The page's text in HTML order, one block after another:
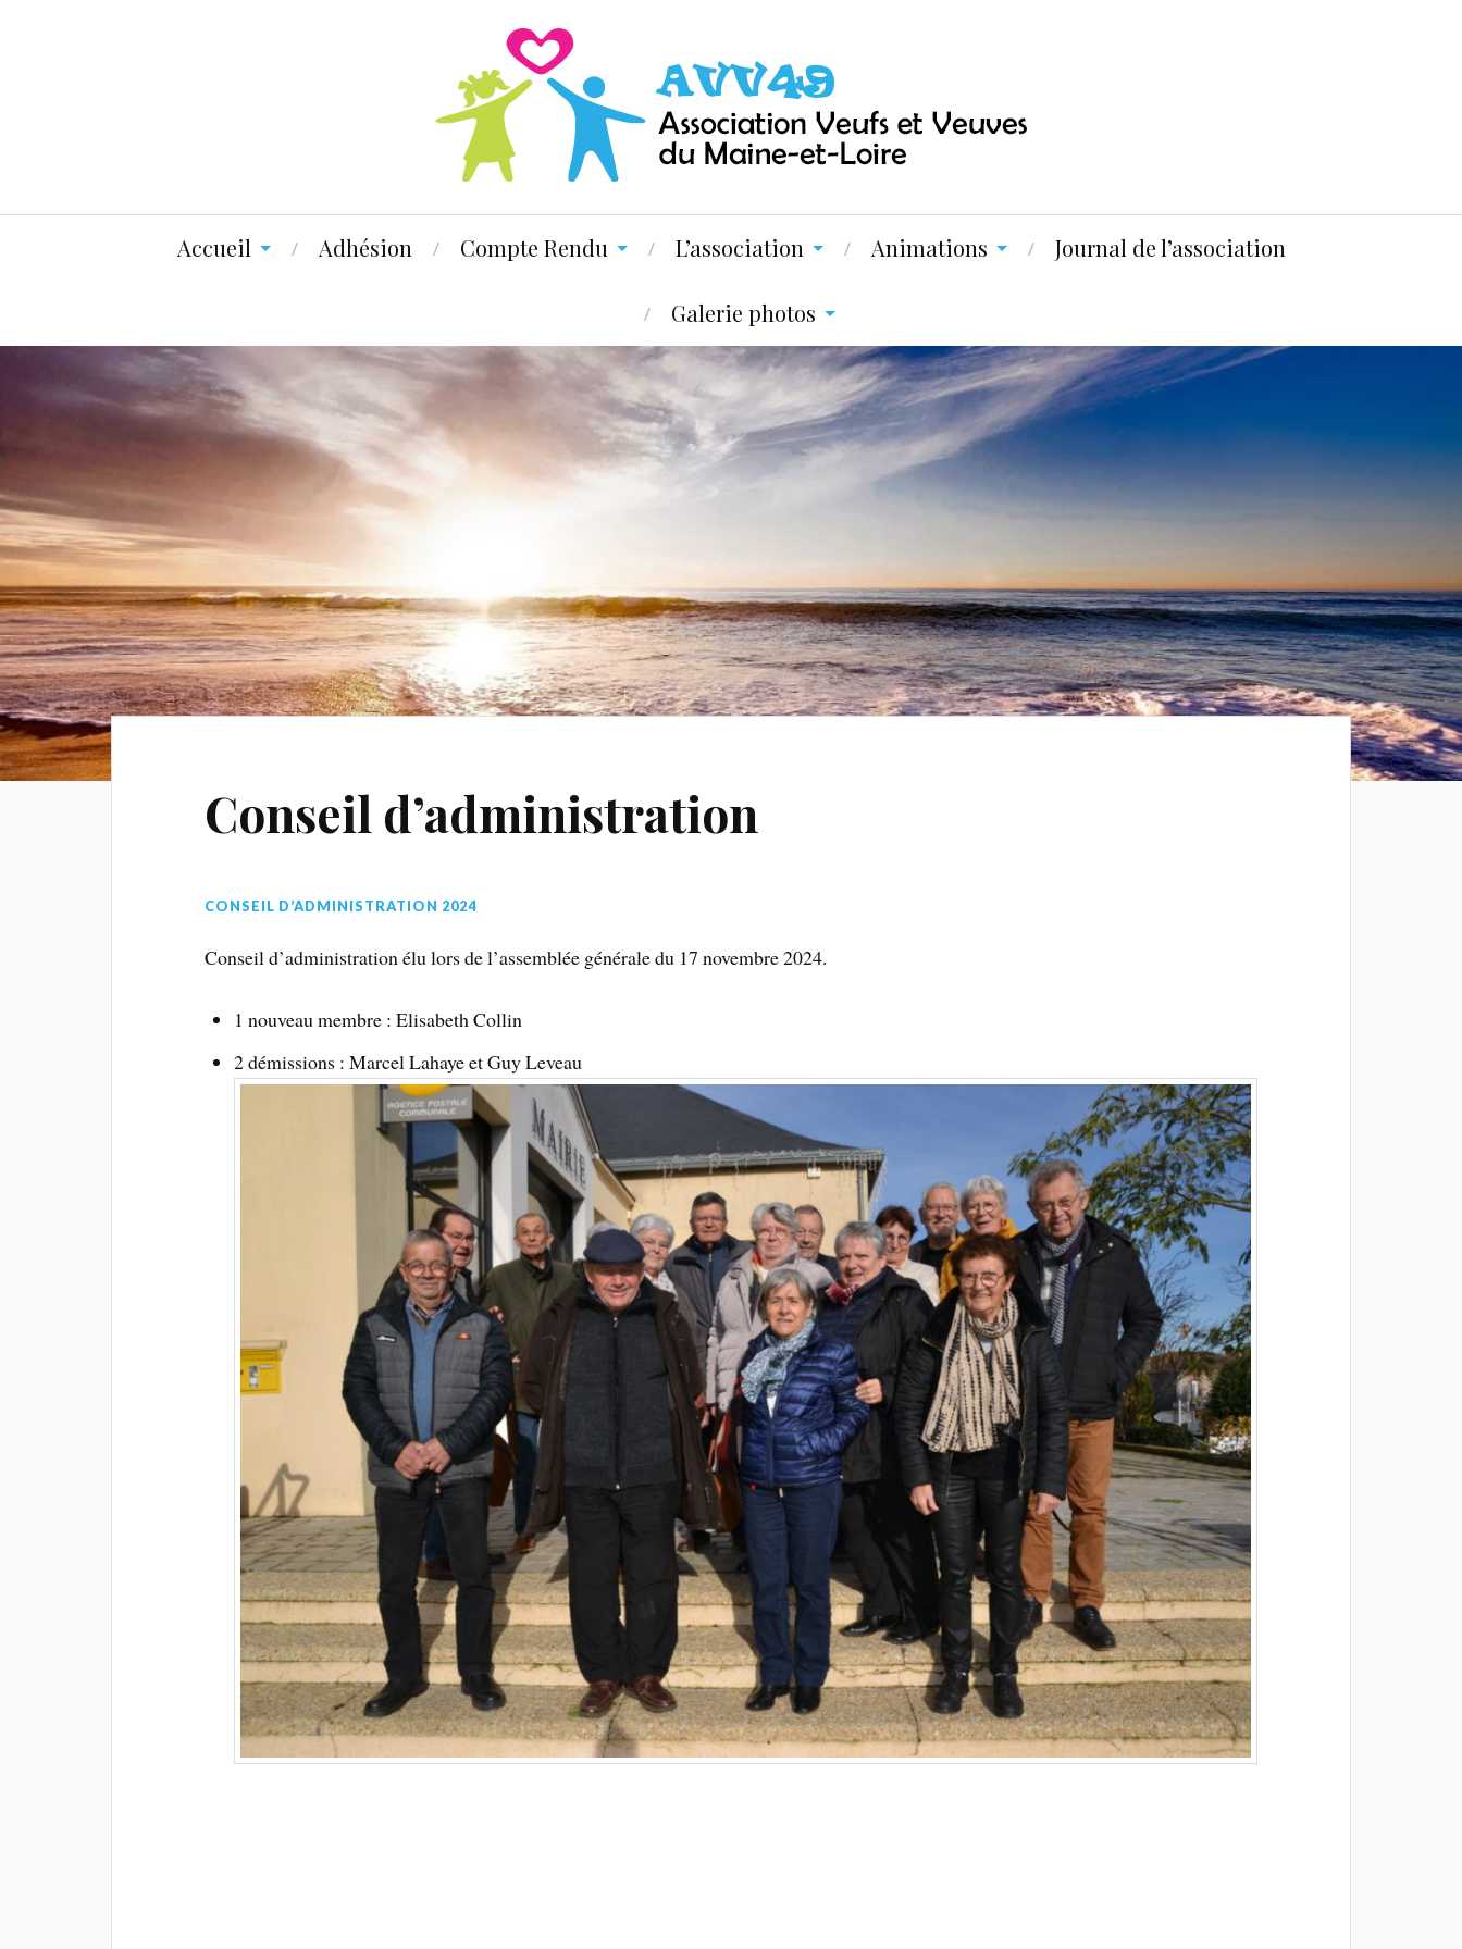
Accueil Adhésion Compte Rendu L’association Animations Journal de l’association
Galerie photos
Conseil d’administration
CONSEIL D’ADMINISTRATION 2024
Conseil d’administration élu lors de l’assemblée générale du 17 novembre 2024.
1 nouveau membre : Elisabeth Collin
2 démissions : Marcel Lahaye et Guy Leveau